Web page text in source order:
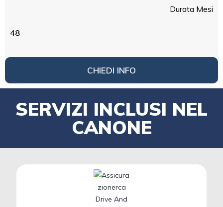
Durata Mesi
48
CHIEDI INFO
SERVIZI INCLUSI NEL
CANONE